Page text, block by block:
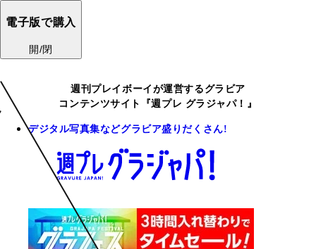
電子版で購入
開/閉
週刊プレイボーイが運営するグラビア
コンテンツサイト『週プレ グラジャパ！』
デジタル写真集などグラビア盛りだくさん!